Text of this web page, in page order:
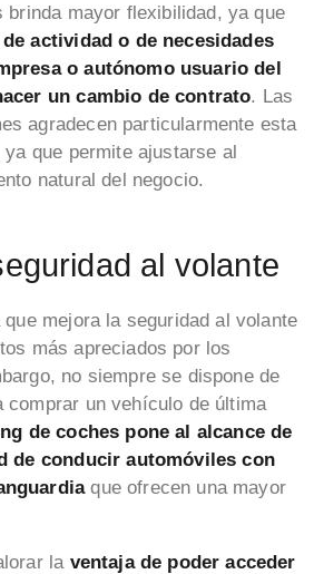
brinda mayor flexibilidad, ya que
actividad o de necesidades
o autónomo usuario del
un cambio de contrato. Las
agradecen particularmente esta
que permite ajustarse al
natural del negocio.
al volante
mejora la seguridad al volante
más apreciados por los
no siempre se dispone de
comprar un vehículo de última
de coches pone al alcance de
de conducir automóviles con
que ofrecen una mayor
la ventaja de poder acceder